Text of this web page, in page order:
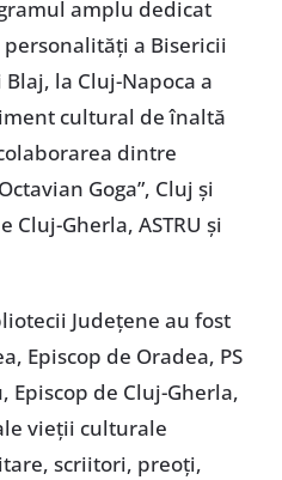
amplu dedicat
a Bisericii
la Cluj-Napoca a
cultural de înaltă
dintre
Goga”, Cluj şi
Cluj-Gherla, ASTRU şi
Judeţene au fost
Episcop de Oradea, PS
de Cluj-Gherla,
vieţii culturale
scriitori, preoţi,